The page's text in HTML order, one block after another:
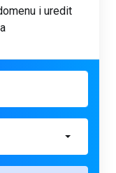
i uredit